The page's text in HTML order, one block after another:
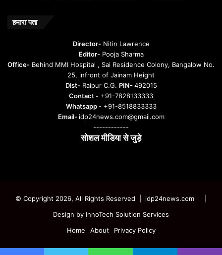
हमारा पता
Director-Nitin Lawrence
Editor-Pooja Sharma
Office- Behind MMI Hospital , Sai Residence Colony, Bangalow No.
25, infront of Jainam Height
Dist-Raipur C.G. PIN-492015
Contact - +91-7828133333
Whatsapp -+91-8518833333
Email- idp24news.com@gmail.com
------------
सोशल मीडिया से जुड़े
© Copyright 2026, All Rights Reserved | idp24news.com
Design by InnoTech Solution Services
Home
About Privacy Policy